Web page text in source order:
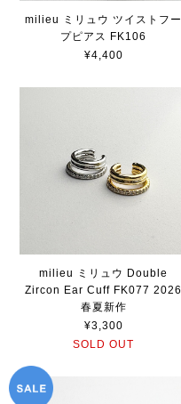
milieu ミリュウ ツイストフー
プピアス FK106
¥4,400
milieu ミリュウ Double
Zircon Ear Cuff FK077 2026
春夏新作
¥3,300
SOLD OUT